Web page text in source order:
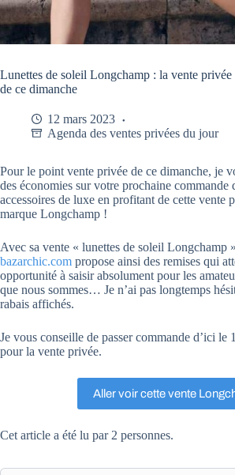
Lunettes de soleil Longchamp : la vente privée
de ce dimanche
12 mars 2023
Agenda des ventes privées du jour
Pour le point vente privée de ce dimanche, je
des économies sur votre prochaine commande
accessoires de luxe en profitant de cette vente
marque Longchamp !
Avec sa vente « lunettes de soleil Longchamp
bazarchic.com propose ainsi des remises qui
opportunité à saisir absolument pour les
que nous sommes… Je n’ai pas longtemps
rabais affichés.
Je vous conseille de passer commande d’ici le
pour la vente privée.
Aller voir cette vente
Cet article a été lu par 2 personnes.